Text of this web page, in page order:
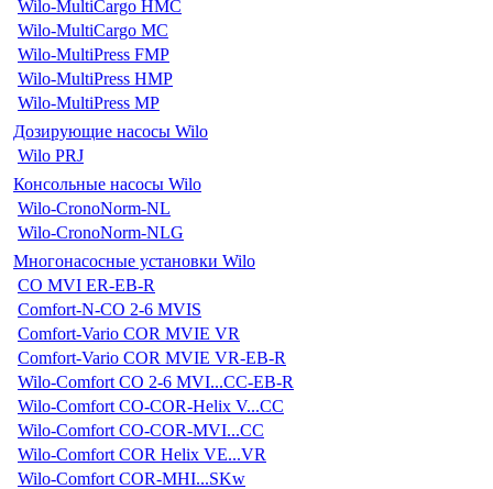
Wilo-MultiCargo HMC
Wilo-MultiCargo MC
Wilo-MultiPress FMP
Wilo-MultiPress HMP
Wilo-MultiPress MP
Дозирующие насосы Wilo
Wilo PRJ
Консольные насосы Wilo
Wilo-CronoNorm-NL
Wilo-CronoNorm-NLG
Многонасосные установки Wilo
CO MVI ER-EB-R
Comfort-N-CO 2-6 MVIS
Comfort-Vario COR MVIE VR
Comfort-Vario COR MVIE VR-EB-R
Wilo-Comfort CO 2-6 MVI...CC-EB-R
Wilo-Comfort CO-COR-Helix V...CC
Wilo-Comfort CO-COR-MVI...CC
Wilo-Comfort COR Helix VE...VR
Wilo-Comfort COR-MHI...SKw